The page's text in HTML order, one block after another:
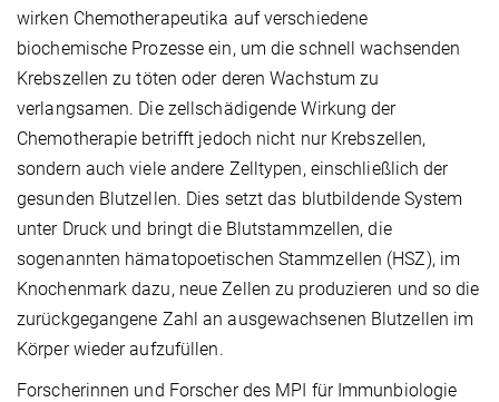
wirken Chemotherapeutika auf verschiedene
biochemische Prozesse ein, um die schnell wachsenden
Krebszellen zu töten oder deren Wachstum zu
verlangsamen. Die zellschädigende Wirkung der
Chemotherapie betrifft jedoch nicht nur Krebszellen,
sondern auch viele andere Zelltypen, einschließlich der
gesunden Blutzellen. Dies setzt das blutbildende System
unter Druck und bringt die Blutstammzellen, die
sogenannten hämatopoetischen Stammzellen (HSZ), im
Knochenmark dazu, neue Zellen zu produzieren und so die
zurückgegangene Zahl an ausgewachsenen Blutzellen im
Körper wieder aufzufüllen.
Forscherinnen und Forscher des MPI für Immunbiologie